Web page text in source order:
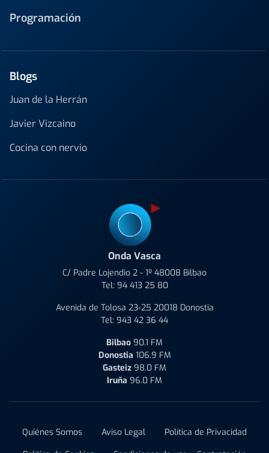
Programación
Blogs
Juan de la Herrán
Javier Vizcaino
Cocina con nervio
Onda Vasca
C/ Padre Lojendio 2 - 1º 48008 Bilbao
Tel: 94 413 25 80
Avenida de Tolosa 23-25 20018 Donostia
Tel: 943 42 36 44
Bilbao 90.1 FM
Donostia 106.9 FM
Gasteiz 98.0 FM
Iruña 96.0 FM
Quiénes Somos Aviso Legal
Política de Privacidad